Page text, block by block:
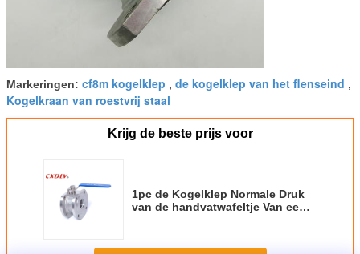
Markeringen: cf8m kogelklep , de kogelklep van het flenseind ,
Kogelkraan van roestvrij staal
Krijg de beste prijs voor
1pc de Kogelklep Normale Druk
van de handvatwafeltje Van een